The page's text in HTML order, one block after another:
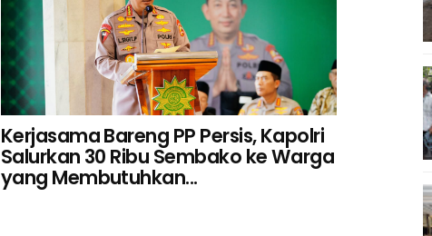
Kerjasama Bareng PP Persis, Kapolri
Salurkan 30 Ribu Sembako ke Warga
yang Membutuhkan...